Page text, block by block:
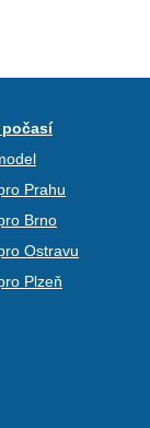
Prahu
Brno
Ostravu
Plzeň